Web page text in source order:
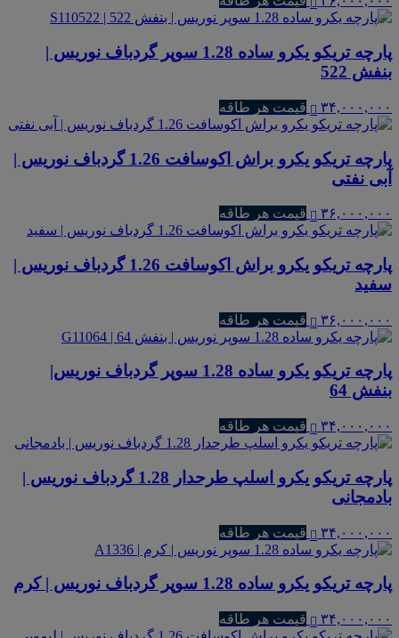
پارچه تریکو یکرو ساده 1.28 سوپر گردباف نوریس |
بنفش 522
۳۴,۰۰۰,۰۰۰ قیمت هر طاقه
پارچه تریکو یکرو براش اکوسافت 1.26 گردباف نوریس |
آبی نفتی
۳۶,۰۰۰,۰۰۰ قیمت هر طاقه
پارچه تریکو یکرو براش اکوسافت 1.26 گردباف نوریس |
سفید
۳۶,۰۰۰,۰۰۰ قیمت هر طاقه
پارچه تریکو یکرو ساده 1.28 سوپر گردباف نوریس|
بنفش 64
۳۴,۰۰۰,۰۰۰ قیمت هر طاقه
پارچه تریکو یکرو اسلپ طرحدار 1.28 گردباف نوریس |
بادمجانی
۳۴,۰۰۰,۰۰۰ قیمت هر طاقه
پارچه تریکو یکرو ساده 1.28 سوپر گردباف نوریس | کرم
۳۴,۰۰۰,۰۰۰ قیمت هر طاقه